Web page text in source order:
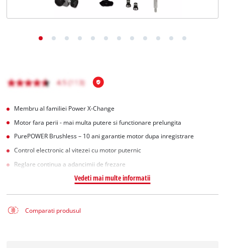
Membru al familiei Power X-Change
Motor fara perii - mai multa putere si functionare prelungita
PurePOWER Brushless – 10 ani garantie motor dupa inregistrare
Control electronic al vitezei cu motor puternic
Reglare continua a adancimii de frezare
Vedeti mai multe informatii
Comparati produsul